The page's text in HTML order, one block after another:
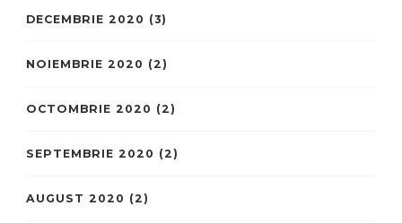
DECEMBRIE 2020 (3)
NOIEMBRIE 2020 (2)
OCTOMBRIE 2020 (2)
SEPTEMBRIE 2020 (2)
AUGUST 2020 (2)